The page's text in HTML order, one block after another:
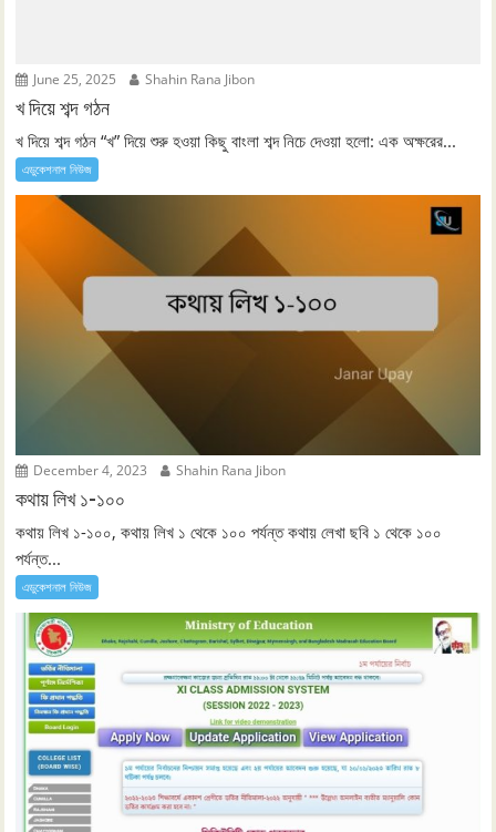
June 25, 2025 Shahin Rana Jibon
খ দিয়ে শব্দ গঠন
খ দিয়ে শব্দ গঠন “খ” দিয়ে শুরু হওয়া কিছু বাংলা শব্দ নিচে দেওয়া হলো: এক অক্ষরের...
এডুকেশনাল নিউজ
December 4, 2023 Shahin Rana Jibon
কথায় লিখ ১-১০০
কথায় লিখ ১-১০০, কথায় লিখ ১ থেকে ১০০ পর্যন্ত কথায় লেখা ছবি ১ থেকে ১০০
পর্যন্ত...
এডুকেশনাল নিউজ